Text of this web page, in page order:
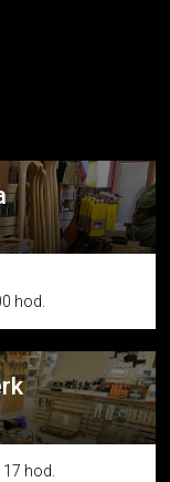
hod.
17 hod.